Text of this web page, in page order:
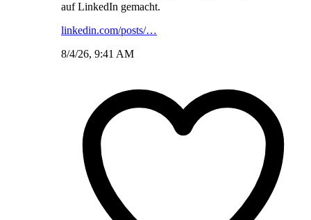
auf LinkedIn gemacht.
linkedin.com/posts/…
8/4/26, 9:41 AM